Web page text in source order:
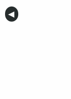
Anterior
◀︎